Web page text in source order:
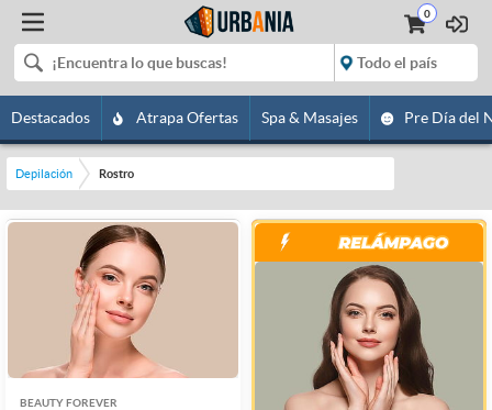
0
Destacados Atrapa Ofertas Spa & Masajes Pre Día del
Depilación Rostro
BEAUTY FOREVER